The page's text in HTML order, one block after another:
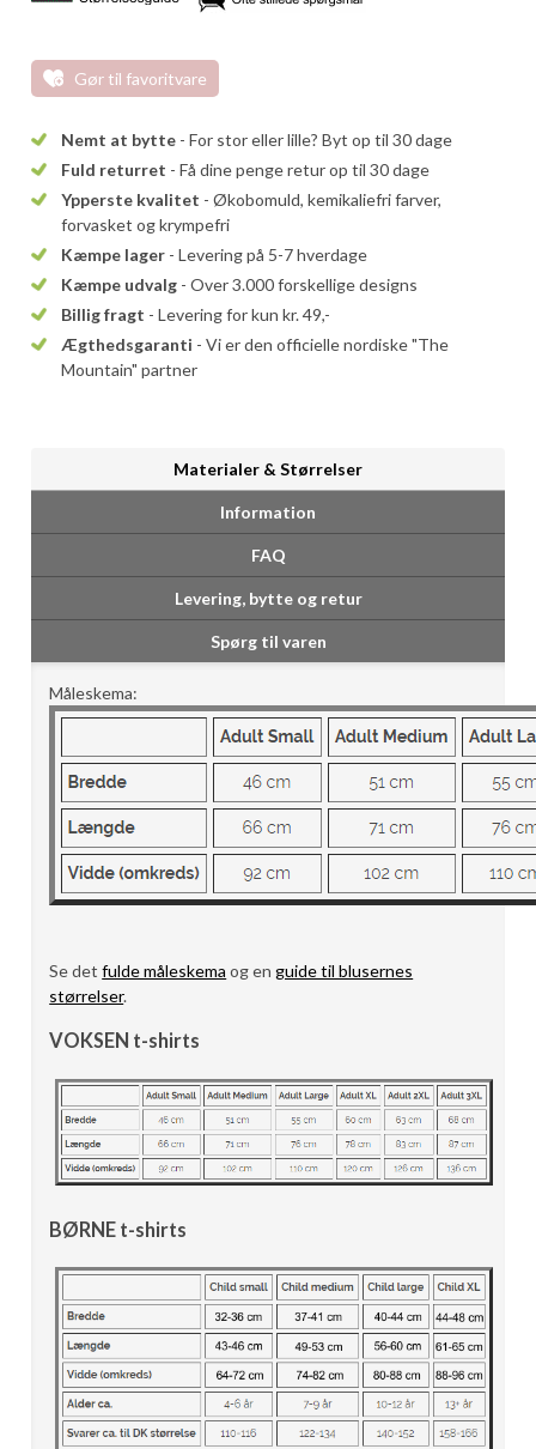
Gør til favoritvare
Nemt at bytte - For stor eller lille? Byt op til 30 dage
Fuld returret - Få dine penge retur op til 30 dage
Ypperste kvalitet - Økobomuld, kemikaliefri farver,
forvasket og krympefri
Kæmpe lager - Levering på 5-7 hverdage
Kæmpe udvalg - Over 3.000 forskellige designs
Billig fragt - Levering for kun kr. 49,-
Ægthedsgaranti - Vi er den officielle nordiske "The
Mountain" partner
Materialer & Størrelser
Information
FAQ
Levering, bytte og retur
Spørg til varen
Måleskema:
Se detfulde måleskema og enguide til blusernes
størrelser.
VOKSEN t-shirts
BØRNE t-shirts